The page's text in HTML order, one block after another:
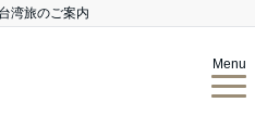
湾旅のご案内
Menu